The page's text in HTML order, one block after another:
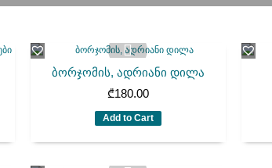
ბორჯომის, ადრიანი დილა
₾180.00
Add to Cart